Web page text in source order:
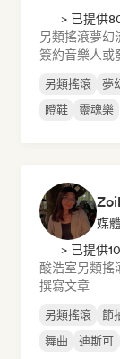
> 已提供
另類搖滾夢幻
簽約音樂人或
另類搖滾 夢
瞪鞋
靈魂樂
媒
> 已提供
酸浩室另類搖
撰寫文章
另類搖滾 節
舞曲
迪斯可